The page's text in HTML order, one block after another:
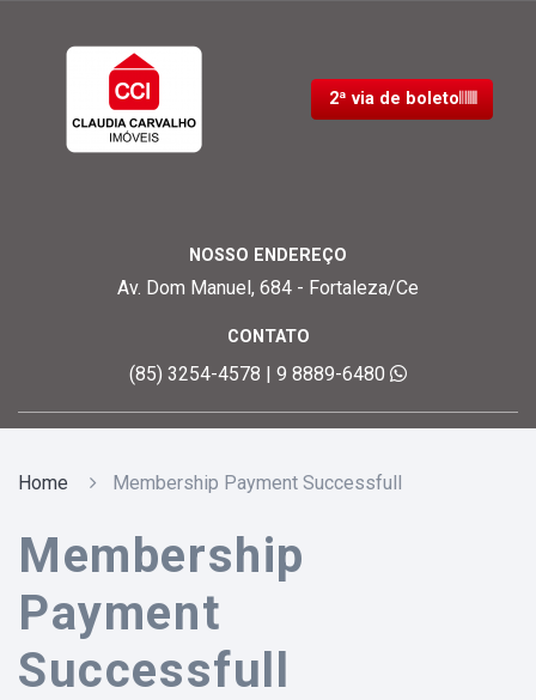
2ª via de boleto
NOSSO ENDEREÇO
Av. Dom Manuel, 684 - Fortaleza/Ce
CONTATO
(85) 3254-4578 | 9 8889-6480
Home Membership Payment Successfull
Membership
Payment
Successfull